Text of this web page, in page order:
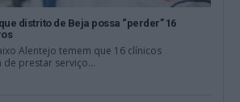
distrito de Beja possa “perder” 16
Alentejo temem que 16 clínicos
prestar serviço...